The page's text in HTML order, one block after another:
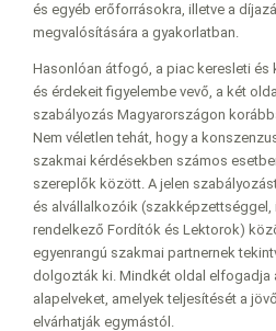
és egyéb erőforrásokra, illetve a
megvalósítására a gyakorlatban.
Hasonlóan átfogó, a piac keresleti és
és érdekeit figyelembe vevő, a két
szabályozás Magyarországon
Nem véletlen tehát, hogy a
szakmai kérdésekben számos
szereplők között. A jelen
és alvállalkozóik (szakképzettséggel,
rendelkező Fordítók és Lektorok)
egyenrangú szakmai partnernek
dolgozták ki. Mindkét oldal elfogadja
alapelveket, amelyek teljesítését a
elvárhatják egymástól.